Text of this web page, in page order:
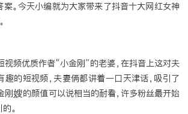
。今天小编就为大家带来了抖音十大网红女神
视频优质作者“小金刚”的老婆，在抖音上这对夫
趣的短视频，夫妻俩都讲着一口天津话，吸引了
刚嫂的颜值可以说相当的耐看，许多粉丝最开始
。